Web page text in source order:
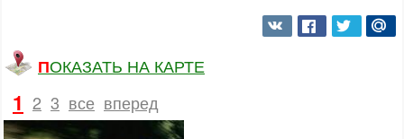
ПОКАЗАТЬ НА КАРТЕ
1 2 3 все вперед